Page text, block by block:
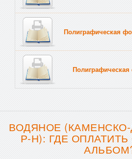
Полиграфическая
Полиграфическая
ВОДЯНОЕ
Р-Н): ГДЕ